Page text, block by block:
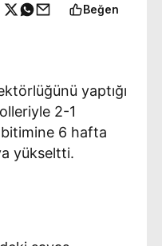
Beğen
yaptığı
2-1
6 hafta
yükseltti.